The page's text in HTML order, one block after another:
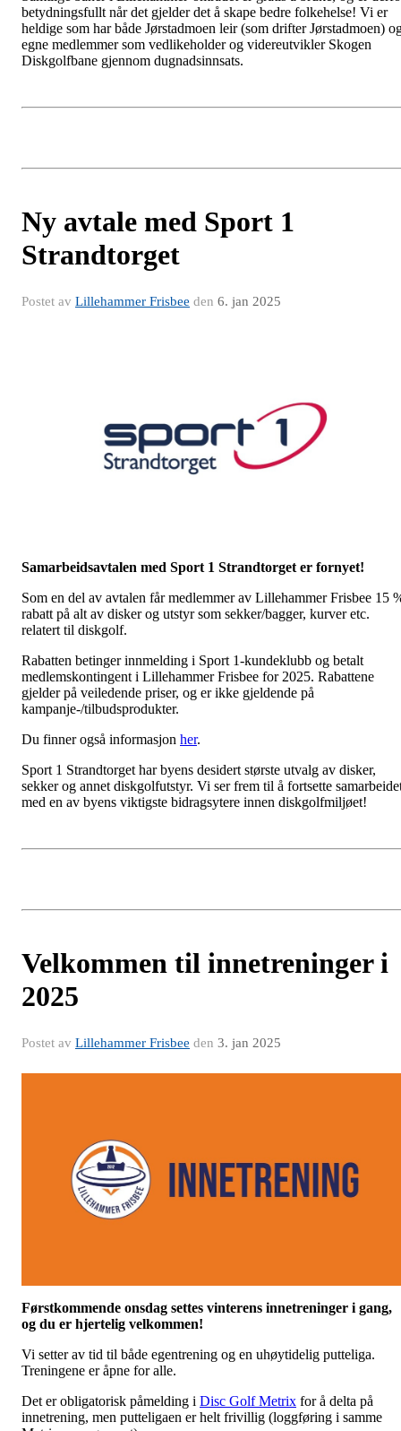
betydningsfullt når det gjelder det å skape bedre folkehelse! Vi er
heldige som har både Jørstadmoen leir (som drifter Jørstadmoen)
egne medlemmer som vedlikeholder og videreutvikler Skogen
Diskgolfbane gjennom dugnadsinnsats.
Ny avtale med Sport 1
Strandtorget
Postet av Lillehammer Frisbee den 6. jan 2025
Samarbeidsavtalen med Sport 1 Strandtorget er fornyet!
Som en del av avtalen får medlemmer av Lillehammer Frisbee 15
rabatt på alt av disker og utstyr som sekker/bagger, kurver etc.
relatert til diskgolf.
Rabatten betinger innmelding i Sport 1-kundeklubb og betalt
medlemskontingent i Lillehammer Frisbee for 2025. Rabattene
gjelder på veiledende priser, og er ikke gjeldende på
kampanje-/tilbudsprodukter.
Du finner også informasjon her.
Sport 1 Strandtorget har byens desidert største utvalg av disker,
sekker og annet diskgolfutstyr. Vi ser frem til å fortsette
med en av byens viktigste bidragsytere innen diskgolfmiljøet!
Velkommen til innetreninger i
2025
Postet av Lillehammer Frisbee den 3. jan 2025
Førstkommende onsdag settes vinterens innetreninger i gang,
og du er hjertelig velkommen!
Vi setter av tid til både egentrening og en uhøytidelig putteliga.
Treningene er åpne for alle.
Det er obligatorisk påmelding i Disc Golf Metrix for å delta på
innetrening, men putteligaen er helt frivillig (loggføring i samme